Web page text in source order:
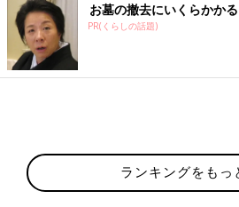
お墓の撤去にいくらかか
PR(くらしの話題)
ランキングをもっ